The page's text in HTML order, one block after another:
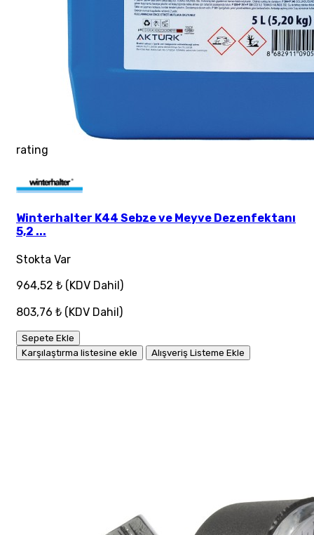
rating
Winterhalter K44 Sebze ve Meyve Dezenfektanı
5,2 ...
Stokta Var
964,52 ₺ (KDV Dahil)
803,76 ₺ (KDV Dahil)
Sepete Ekle
Karşılaştırma listesine ekle
Alışveriş Listeme Ekle